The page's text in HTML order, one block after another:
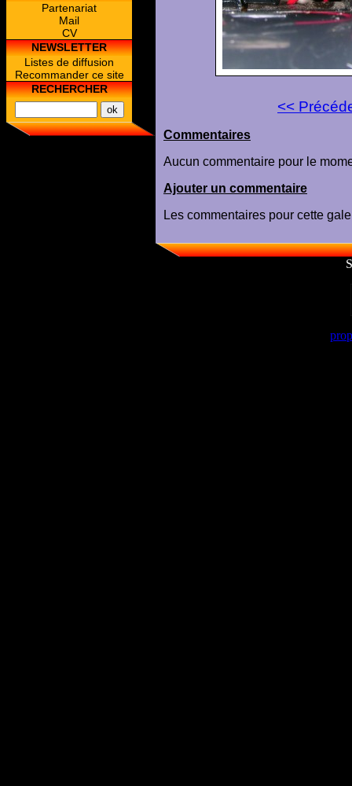
Partenariat
Mail
CV
NEWSLETTER
Listes de diffusion
Recommander ce site
RECHERCHER
<<
Commentaires
Aucun commentaire pour le
Ajouter un commentaire
Les commentaires pour cette